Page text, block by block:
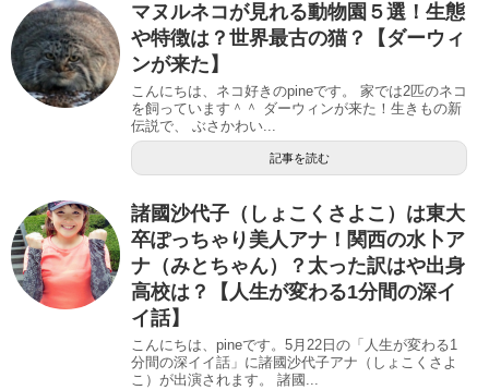
マヌルネコが見れる動物園５選！生態
や特徴は？世界最古の猫？【ダーウィ
ンが来た】
こんにちは、ネコ好きのpineです。 家では2匹のネコ
を飼っています＾＾ ダーウィンが来た！生きもの新
伝説で、 ぶさかわい...
記事を読む
諸國沙代子（しょこくさよこ）は東大
卒ぽっちゃり美人アナ！関西の水卜ア
ナ（みとちゃん）？太った訳はや出身
高校は？【人生が変わる1分間の深イ
イ話】
こんにちは、pineです。5月22日の「人生が変わる1
分間の深イイ話」に諸國沙代子アナ（しょこくさよ
こ）が出演されます。 諸國...